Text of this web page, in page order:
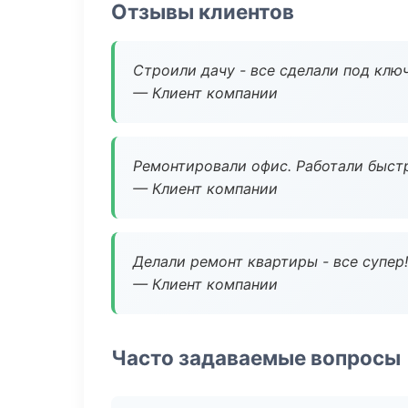
Отзывы клиентов
Строили дачу - все сделали под
— Клиент компании
Ремонтировали офис. Работали
— Клиент компании
Делали ремонт квартиры - все
— Клиент компании
Часто задаваемые вопросы